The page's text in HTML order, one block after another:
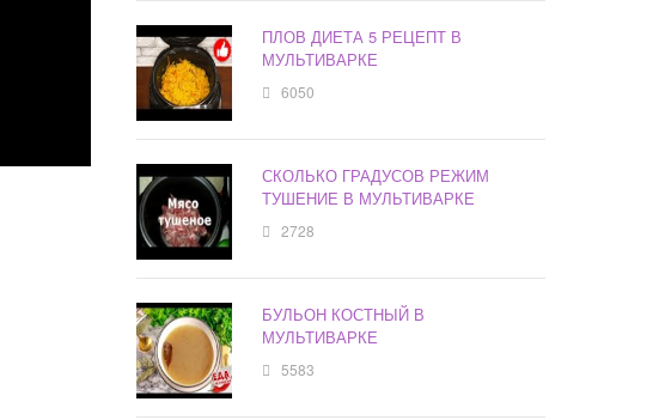
ПЛОВ ДИЕТА 5 РЕЦЕПТ В
МУЛЬТИВАРКЕ
6050
СКОЛЬКО ГРАДУСОВ РЕЖИМ
ТУШЕНИЕ В МУЛЬТИВАРКЕ
2728
БУЛЬОН КОСТНЫЙ В
МУЛЬТИВАРКЕ
5583